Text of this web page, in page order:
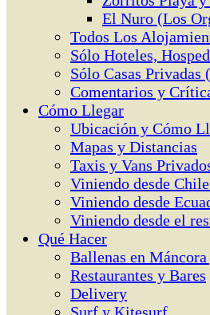
El Nuro (Los
Todos Los
Sólo Hoteles,
Sólo Casas Privadas
Comentarios y
Cómo Llegar
Ubicación y Cómo
Mapas y Distancias
Taxis y Vans
Viniendo desde
Viniendo desde
Viniendo desde el
Qué Hacer
Ballenas en
Restaurantes y Bares
Delivery